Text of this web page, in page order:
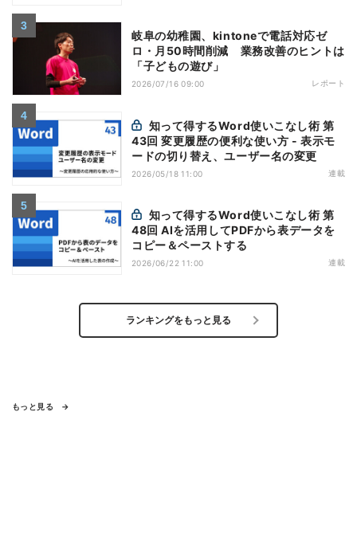
岐阜の幼稚園、kintoneで電話対応ゼ
ロ・月50時間削減 業務改善のヒントは
「子どもの遊び」
2026/07/16 09:00 レポート
43回 変更履歴の便利な使い方 - 表示モ
ードの切り替え、ユーザー名の変更
2026/05/18 11:00 連載
48回 AIを活用してPDFから表データを
コピー＆ペーストする
2026/06/22 11:00 連載
ランキングをもっと見る
もっと見る